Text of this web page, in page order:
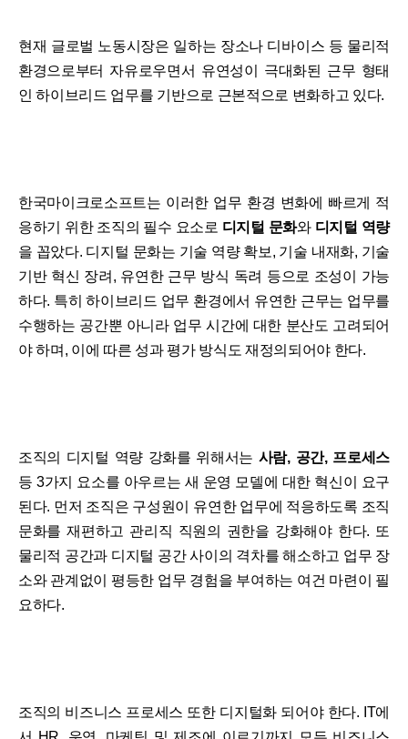
현재 글로벌 노동시장은 일하는 장소나 디바이스 등 물리적
환경으로부터 자유로우면서 유연성이 극대화된 근무 형태
인 하이브리드 업무를 기반으로 근본적으로 변화하고 있다.
한국마이크로소프트는 이러한 업무 환경 변화에 빠르게 적
응하기 위한 조직의 필수 요소로 디지털 문화와 디지털 역량
을 꼽았다. 디지털 문화는 기술 역량 확보, 기술 내재화, 기술
기반 혁신 장려, 유연한 근무 방식 독려 등으로 조성이 가능
하다. 특히 하이브리드 업무 환경에서 유연한 근무는 업무를
수행하는 공간뿐 아니라 업무 시간에 대한 분산도 고려되어
야 하며, 이에 따른 성과 평가 방식도 재정의되어야 한다.
조직의 디지털 역량 강화를 위해서는 사람, 공간, 프로세스
등 3가지 요소를 아우르는 새 운영 모델에 대한 혁신이 요구
된다. 먼저 조직은 구성원이 유연한 업무에 적응하도록 조직
문화를 재편하고 관리직 직원의 권한을 강화해야 한다. 또
물리적 공간과 디지털 공간 사이의 격차를 해소하고 업무 장
소와 관계없이 평등한 업무 경험을 부여하는 여건 마련이 필
요하다.
조직의 비즈니스 프로세스 또한 디지털화 되어야 한다. IT에